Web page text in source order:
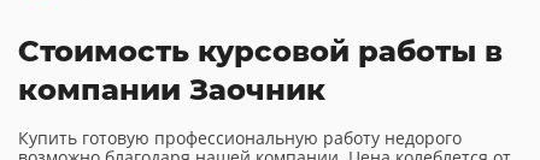
Стоимость курсовой работы в
компании Заочник
Купить готовую профессиональную работу недорого